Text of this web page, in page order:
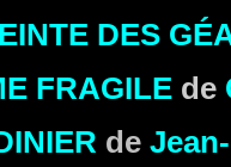
DES
FRAGILE de
de